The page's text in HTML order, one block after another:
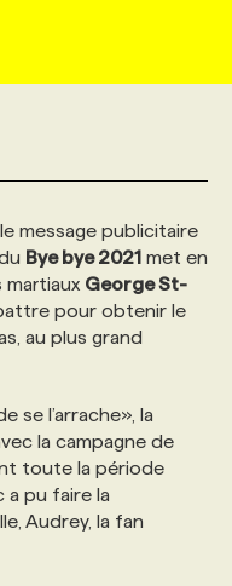
message publicitaire
Bye bye 2021 met en
martiaux George St-
pour obtenir le
au plus grand
se l’arrache», la
la campagne de
toute la période
a pu faire la
Audrey, la fan